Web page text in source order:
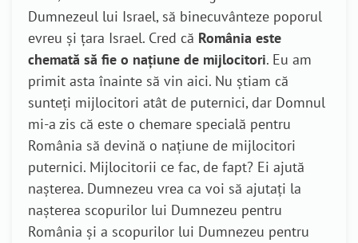
Dumnezeul lui Israel, să binecuvânteze poporul
evreu și țara Israel. Cred că România este
chemată să fie o națiune de mijlocitori. Eu am
primit asta înainte să vin aici. Nu știam că
sunteți mijlocitori atât de puternici, dar Domnul
mi-a zis că este o chemare specială pentru
România să devină o națiune de mijlocitori
puternici. Mijlocitorii ce fac, de fapt? Ei ajută
nașterea. Dumnezeu vrea ca voi să ajutați la
nașterea scopurilor lui Dumnezeu pentru
România și a scopurilor lui Dumnezeu pentru